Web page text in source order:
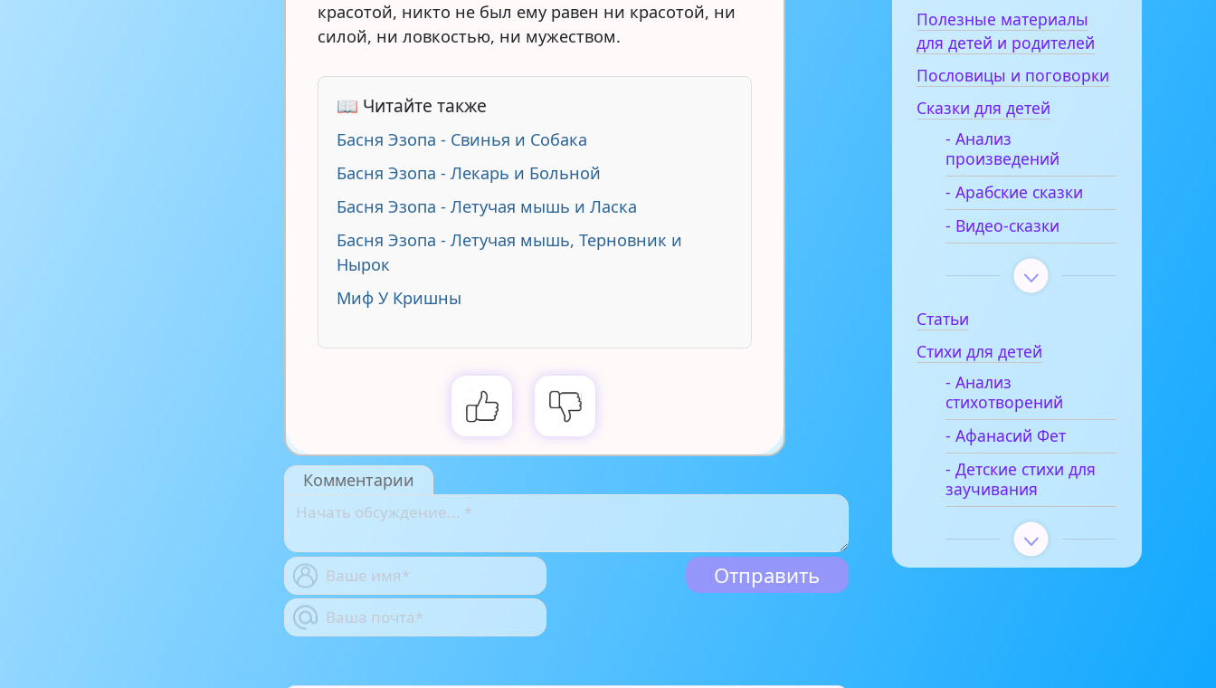
красотой, никто не был ему равен ни красотой, ни
силой, ни ловкостью, ни мужеством.
📖 Читайте также
Басня Эзопа - Свинья и Cобака
Басня Эзопа - Лекарь и Больной
Басня Эзопа - Летучая мышь и Ласка
Басня Эзопа - Летучая мышь, Терновник и
Нырок
Миф У Кришны
Комментарии
Полезные материалы
для детей и родителей
Пословицы и поговорки
Сказки для детей
- Анализ
произведений
- Арабские сказки
- Видео-сказки
Статьи
Стихи для детей
- Анализ
стихотворений
- Афанасий Фет
- Детские стихи для
заучивания